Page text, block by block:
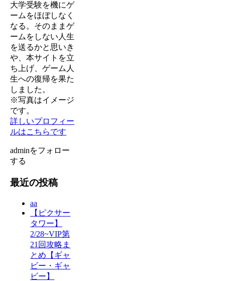
大学受験を機にゲ
ームをほぼしなく
なる。そのままゲ
ームをしない人生
を送るかと思いき
や、本サイトを立
ち上げ、ゲーム人
生への復帰を果た
しました。
※写真はイメージ
です。
詳しいプロフィー
ルはこちらです
adminをフォロー
する
最近の投稿
aa
【ピクサー
タワー】
2/28~VIP第
21回攻略ま
とめ【ギャ
ビー・ギャ
ビー】